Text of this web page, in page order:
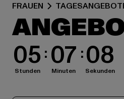
FRAUEN
05
Stunden 07
Minuten 07
Sekunden